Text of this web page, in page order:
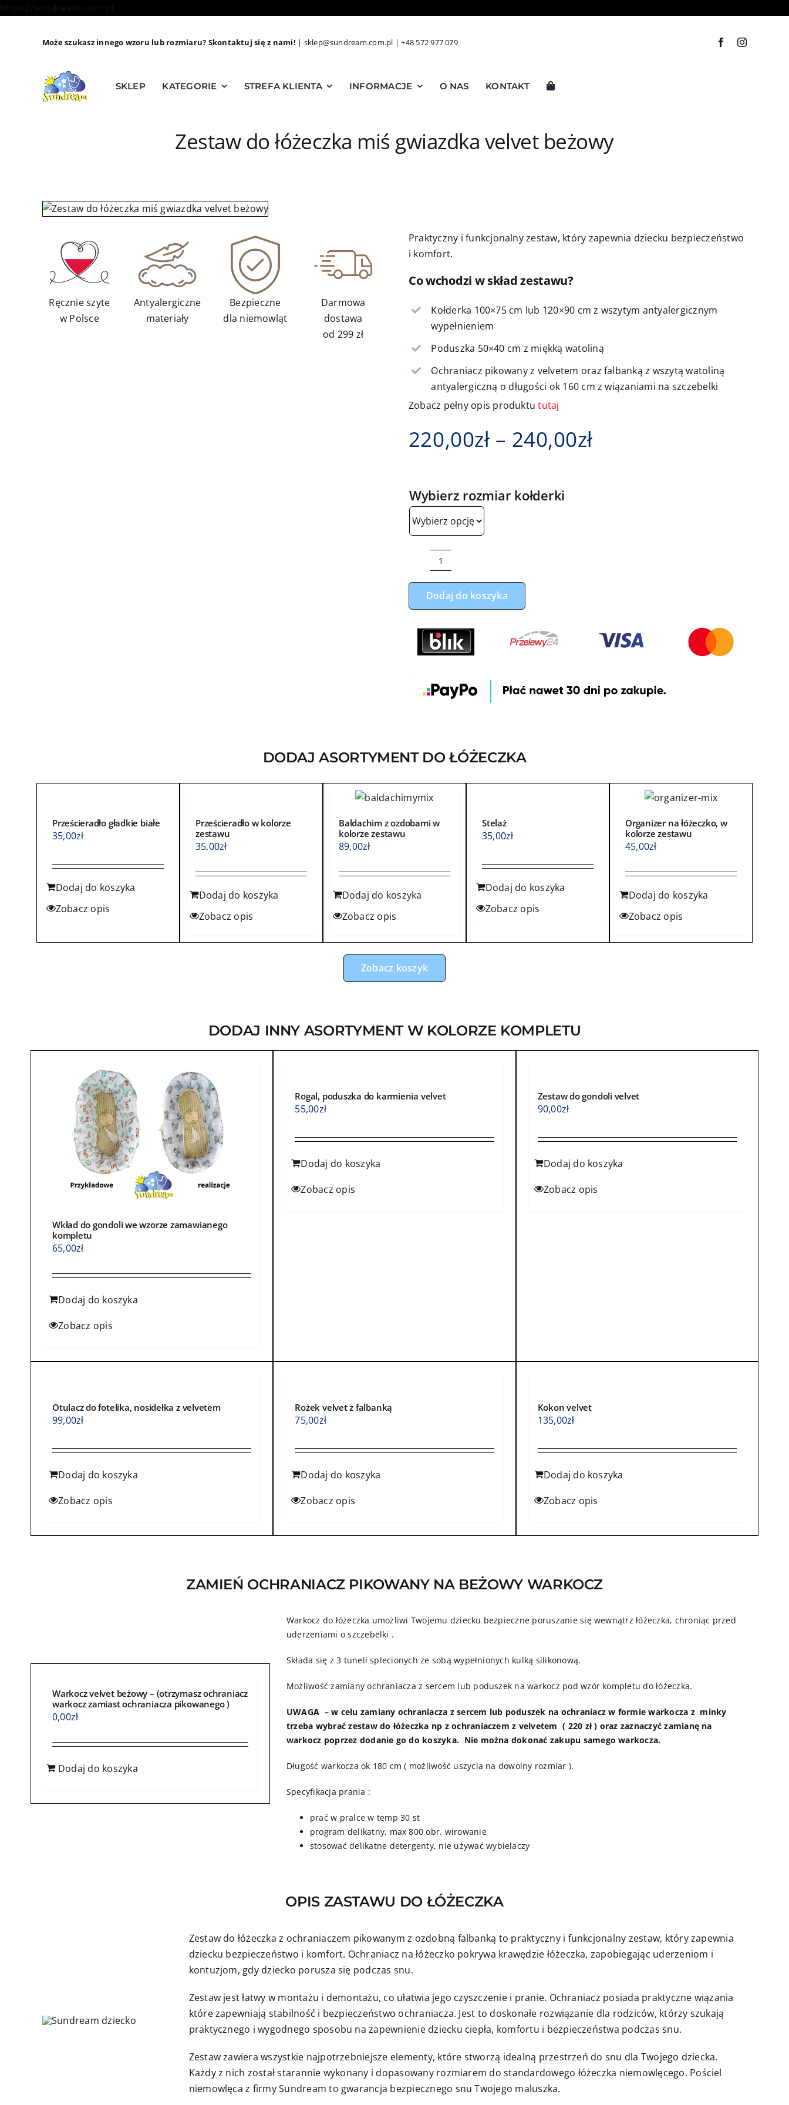
content
Może szukasz innego wzoru lub rozmiaru? Skontaktuj się z nami! | sklep@sundream.com.pl |+48 572 977 079
SKLEP KATEGORIE STREFA KLIENTA INFORMACJE O NAS KONTAKT
Zestaw do łóżeczka miś gwiazdka velvet beżowy
Ręcznie szyte
w Polsce
Antyalergiczne
materiały
Bezpieczne
dla niemowląt
Darmowa
dostawa
od 299 zł
Praktyczny i funkcjonalny zestaw, który zapewnia dziecku bezpieczeństwo
i komfort.
Co wchodzi w skład zestawu?
Kołderka 100×75 cm lub 120×90 cm z wszytym antyalergicznym
wypełnieniem
Poduszka 50×40 cm z miękką watoliną
Ochraniacz pikowany z velvetem oraz falbanką z wszytą watoliną
antyalergiczną o długości ok 160 cm z wiązaniami na szczebelki
Zobacz pełny opis produktututaj
220,00zł – 240,00złZakres
Wybierz rozmiar kołderki
ilość
Zestaw
do
miś
gwiazdka
Dodaj do koszyka
DODAJ ASORTYMENT DO ŁÓŻECZKA
Prześcieradło gładkie białe
35,00zł
Dodaj do koszyka
Zobacz opis
Prześcieradło w kolorze
zestawu
35,00zł
Dodaj do koszyka
Zobacz opis
Baldachim z ozdobami w
kolorze zestawu
89,00zł
Dodaj do koszyka
Zobacz opis
Stelaż
35,00zł
Dodaj do koszyka
Zobacz opis
Organizer na łóżeczko, w
kolorze zestawu
45,00zł
Dodaj do koszyka
Zobacz opis
Zobacz koszyk
DODAJ INNY ASORTYMENT W KOLORZE KOMPLETU
Wkład do gondoli we wzorze zamawianego
kompletu
65,00zł
Dodaj do koszyka
Zobacz opis
Rogal, poduszka do karmienia velvet
55,00zł
Dodaj do koszyka
Zobacz opis
Zestaw do gondoli velvet
90,00zł
Dodaj do koszyka
Zobacz opis
Otulacz do fotelika, nosidełka z velvetem
99,00zł
Dodaj do koszyka
Zobacz opis
Rożek velvet z falbanką
75,00zł
Dodaj do koszyka
Zobacz opis
Kokon velvet
135,00zł
Dodaj do koszyka
Zobacz opis
ZAMIEŃ OCHRANIACZ PIKOWANY NA BEŻOWY WARKOCZ
Warkocz velvet beżowy – (otrzymasz ochraniacz
warkocz zamiast ochraniacza pikowanego )
0,00zł
Dodaj do koszyka
Warkocz do łóżeczka umożliwi Twojemu dziecku bezpieczne poruszanie się wewnątrz łóżeczka, chroniąc przed
uderzeniami o szczebelki .
Składa się z 3 tuneli splecionych ze sobą wypełnionych kulką silikonową.
Możliwość zamiany ochraniacza z sercem lub poduszek na warkocz pod wzór kompletu do łóżeczka.
UWAGA – w celu zamiany ochraniacza z sercem lub poduszek na ochraniacz w formie warkocza z minky
trzeba wybrać zestaw do łóżeczka np z ochraniaczem z velvetem ( 220 zł ) oraz zaznaczyć zamianę na
warkocz poprzez dodanie go do koszyka. Nie można dokonać zakupu samego warkocza.
Długość warkocza ok 180 cm ( możliwość uszycia na dowolny rozmiar ).
Specyfikacja prania :
prać w pralce w temp 30 st
program delikatny, max 800 obr. wirowanie
stosować delikatne detergenty, nie używać wybielaczy
OPIS ZASTAWU DO ŁÓŻECZKA
Zestaw do łóżeczka z ochraniaczem pikowanym z ozdobną falbanką to praktyczny i funkcjonalny zestaw, który zapewnia
dziecku bezpieczeństwo i komfort. Ochraniacz na łóżeczko pokrywa krawędzie łóżeczka, zapobiegając uderzeniom i
kontuzjom, gdy dziecko porusza się podczas snu.
Zestaw jest łatwy w montażu i demontażu, co ułatwia jego czyszczenie i pranie. Ochraniacz posiada praktyczne wiązania
które zapewniają stabilność i bezpieczeństwo ochraniacza. Jest to doskonałe rozwiązanie dla rodziców, którzy szukają
praktycznego i wygodnego sposobu na zapewnienie dziecku ciepła, komfortu i bezpieczeństwa podczas snu.
Zestaw zawiera wszystkie najpotrzebniejsze elementy, które stworzą idealną przestrzeń do snu dla Twojego dziecka.
Każdy z nich został starannie wykonany i dopasowany rozmiarem do standardowego łóżeczka niemowlęcego. Pościel
niemowlęca z firmy Sundream to gwarancja bezpiecznego snu Twojego maluszka.